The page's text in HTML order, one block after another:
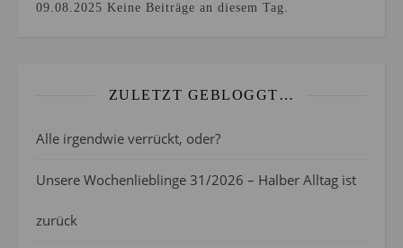
09.08.2025 Keine Beiträge an diesem Tag.
ZULETZT GEBLOGGT…
Alle irgendwie verrückt, oder?
Unsere Wochenlieblinge 31/2026 – Halber Alltag ist
zurück